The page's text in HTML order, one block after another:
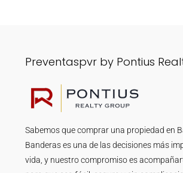
Preventaspvr by Pontius
Sabemos que comprar una propiedad en
Banderas es una de las decisiones más
vida, y nuestro compromiso es